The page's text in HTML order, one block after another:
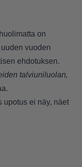
on
vuoden
ehdotuksen.
talviuniluolan,
upotus ei näy, näet